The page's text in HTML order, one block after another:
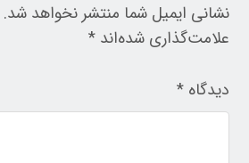
نشانی ایمیل شما منتشر نخواهد شد.
علامت‌گذاری شده‌اند*
دیدگاه*